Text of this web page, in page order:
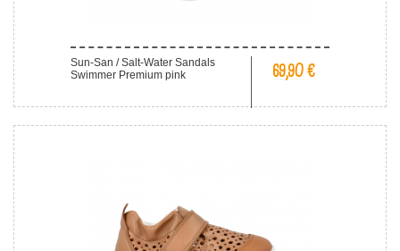
Sun-San / Salt-Water Sandals
Swimmer Premium pink
69,90 €